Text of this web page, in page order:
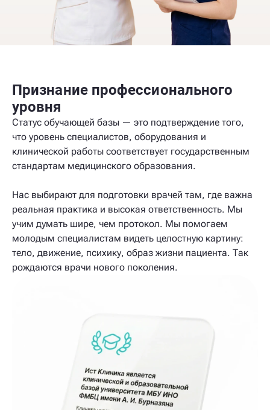
Признание профессионального
уровня
Статус обучающей базы — это подтверждение того,
что уровень специалистов, оборудования и
клинической работы соответствует государственным
стандартам медицинского образования.
Нас выбирают для подготовки врачей там, где важна
реальная практика и высокая ответственность. Мы
учим думать шире, чем протокол. Мы помогаем
молодым специалистам видеть целостную картину:
тело, движение, психику, образ жизни пациента. Так
рождаются врачи нового поколения.